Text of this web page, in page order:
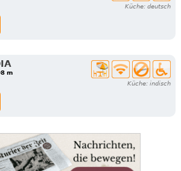
Küche: deutsch
m
Küche: indisch